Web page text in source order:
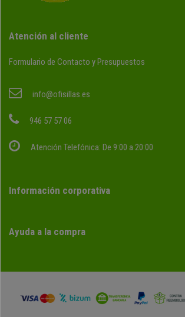
Atención al cliente
Formulario de Contacto y Presupuestos
info@ofisillas.es
946 57 57 06
Atención Telefónica: De 9:00 a 20:00
Información corporativa
Ayuda a la compra